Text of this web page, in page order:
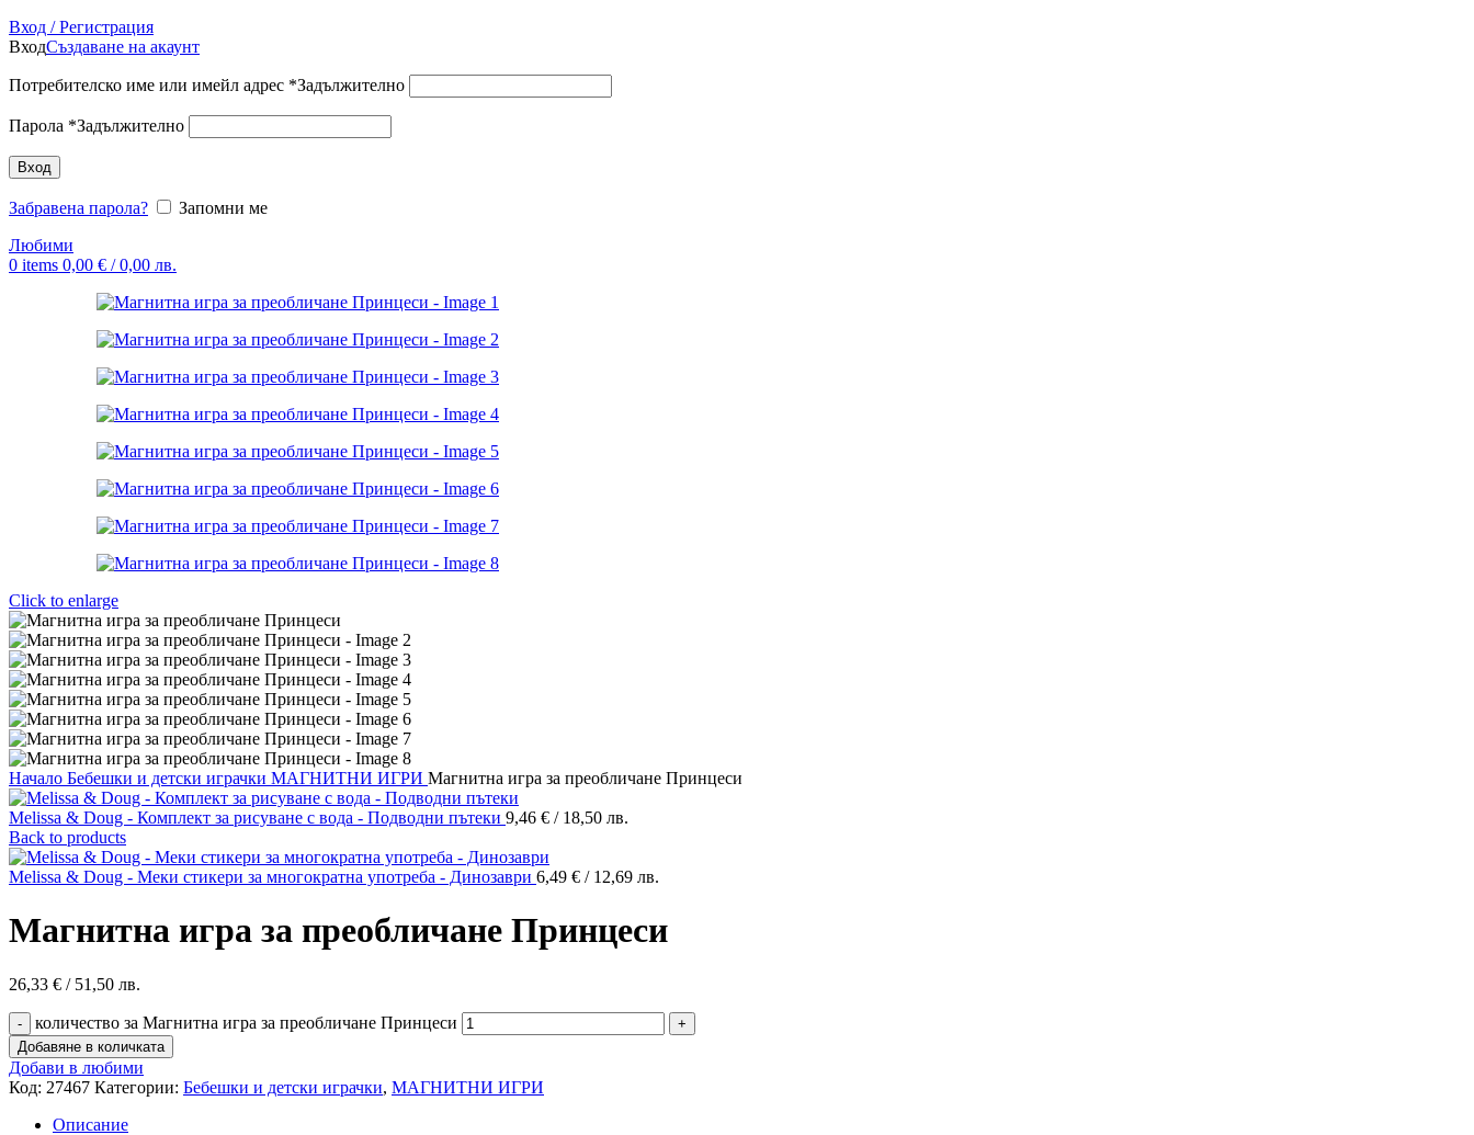
Вход / Регистрация
ВходСъздаване на акаунт
Потребителско име или имейл адрес *Задължително
Парола *Задължително
Вход
Забравена парола?
Запомни ме
Любими
0 items 0,00 € / 0,00 лв.
Click to enlarge
Начало Бебешки и детски играчки МАГНИТНИ ИГРИ Магнитна игра за преобличане Принцеси
Melissa & Doug - Комплект за рисуване с вода - Подводни пътеки 9,46 € / 18,50 лв.
Back to products
Melissa & Doug - Меки стикери за многократна употреба - Динозаври 6,49 € / 12,69 лв.
Магнитна игра за преобличане Принцеси
26,33 € / 51,50 лв.
количество за Магнитна игра за преобличане Принцеси
Добавяне в количката
Добави в любими
Код: 27467 Категории: Бебешки и детски играчки, МАГНИТНИ ИГРИ
Описание